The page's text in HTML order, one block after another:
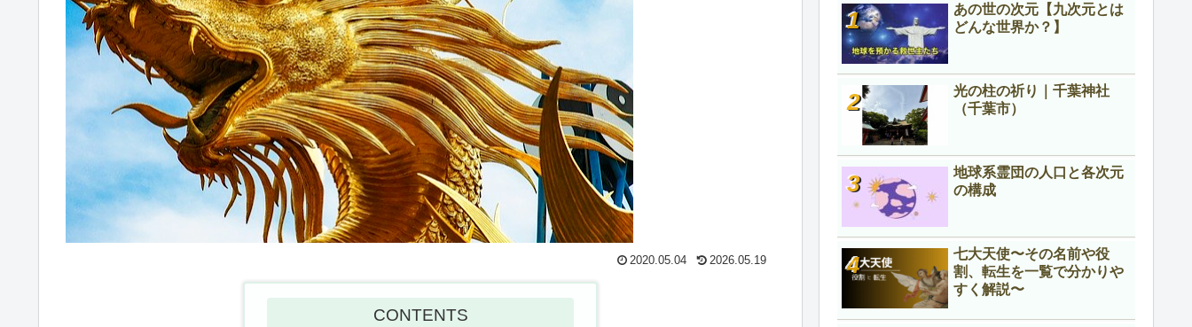
2020.05.04 2026.05.19
CONTENTS
あの世の次元【九次元とは
どんな世界か？】
光の柱の祈り｜千葉神社
（千葉市）
地球系霊団の人口と各次元
の構成
七大天使〜その名前や役
割、転生を一覧で分かりや
すく解説〜